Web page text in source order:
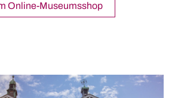
Online-Museumsshop